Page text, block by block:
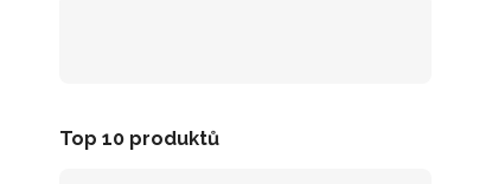
Top 10 produktů